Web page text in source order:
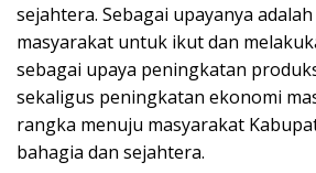
sejahtera. Sebagai upayanya
masyarakat untuk ikut dan
sebagai upaya peningkatan
sekaligus peningkatan ekonomi
rangka menuju masyarakat
bahagia dan sejahtera.